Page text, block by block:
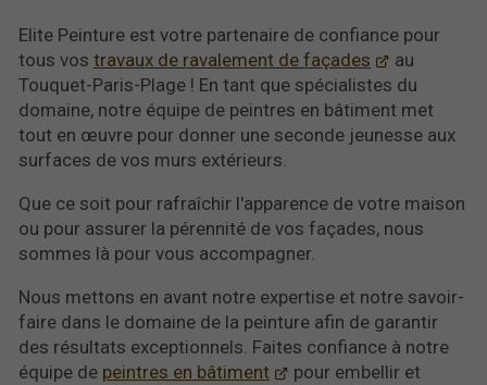
Elite Peinture est votre partenaire de confiance pour
tous vos travaux de ravalement de façades
au
Touquet-Paris-Plage ! En tant que spécialistes du
domaine, notre équipe de peintres en bâtiment met
tout en œuvre pour donner une seconde jeunesse aux
surfaces de vos murs extérieurs.
Que ce soit pour rafraîchir l'apparence de votre maison
ou pour assurer la pérennité de vos façades, nous
sommes là pour vous accompagner.
Nous mettons en avant notre expertise et notre savoir-
faire dans le domaine de la peinture afin de garantir
des résultats exceptionnels. Faites confiance à notre
équipe de peintres en bâtiment
pour embellir et